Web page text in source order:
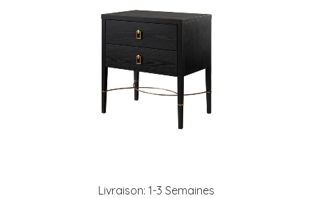
Livraison: 1-3 Semaines